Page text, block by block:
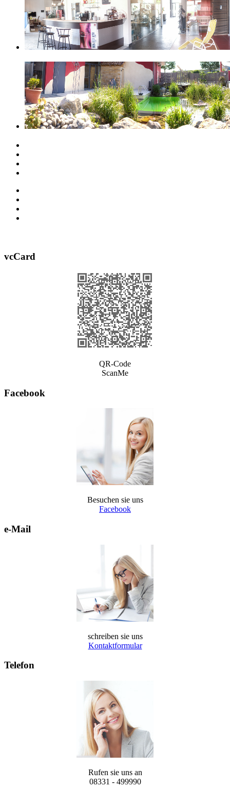
vcCard
QR-Code
ScanMe
Facebook
Besuchen sie uns
Facebook
e-Mail
schreiben sie uns
Kontaktformular
Telefon
Rufen sie uns an
08331 - 499990